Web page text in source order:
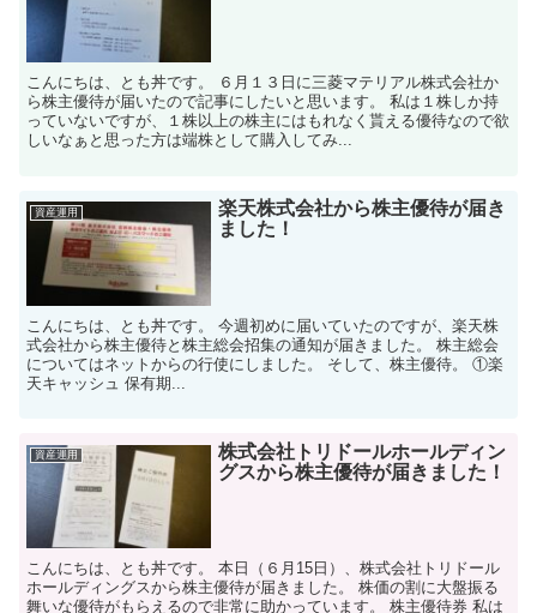
こんにちは、とも丼です。 ６月１３日に三菱マテリアル株式会社か
ら株主優待が届いたので記事にしたいと思います。 私は１株しか持
っていないですが、１株以上の株主にはもれなく貰える優待なので欲
しいなぁと思った方は端株として購入してみ...
資産運用
楽天株式会社から株主優待が届き
ました！
こんにちは、とも丼です。 今週初めに届いていたのですが、楽天株
式会社から株主優待と株主総会招集の通知が届きました。 株主総会
についてはネットからの行使にしました。 そして、株主優待。 ①楽
天キャッシュ 保有期...
資産運用
株式会社トリドールホールディン
グスから株主優待が届きました！
こんにちは、とも丼です。 本日（６月15日）、株式会社トリドール
ホールディングスから株主優待が届きました。 株価の割に大盤振る
舞いな優待がもらえるので非常に助かっています。 株主優待券 私は